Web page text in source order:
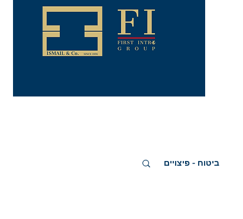
ביטוח - פיצויים